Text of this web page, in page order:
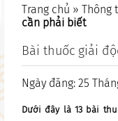
Trang chủ » Thông
cần phải biết
Bài thuốc giải
Ngày đăng: 25
Dưới đây là 13 bài